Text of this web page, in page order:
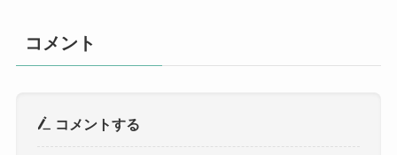
コメント
コメントする